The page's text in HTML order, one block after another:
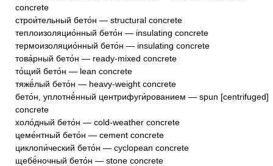
concrete
строи́тельный бето́н — structural concrete
теплоизоляцио́нный бето́н — insulating concrete
термоизоляцио́нный бето́н — insulating concrete
това́рный бето́н — ready-mixed concrete
то́щий бето́н — lean concrete
тяжё́лый бето́н — heavy-weight concrete
бето́н, уплотнё́нный центрифуги́рованием — spun [centrifuged]
concrete
холо́дный бето́н — cold-weather concrete
цеме́нтный бето́н — cement concrete
циклопи́ческий бето́н — cyclopean concrete
щебё́ночный бето́н — stone concrete